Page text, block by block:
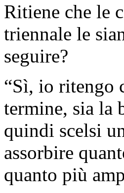
Ritiene che le
triennale le
seguire?
“Sì, io ritengo
termine, sia la
quindi scelsi
assorbire
quanto più